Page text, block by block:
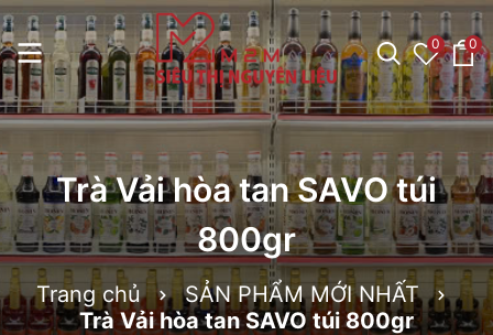
0 0
Trà Vải hòa tan SAVO túi
800gr
Trang chủ
SẢN PHẨM MỚI NHẤT
Trà Vải hòa tan SAVO túi 800gr